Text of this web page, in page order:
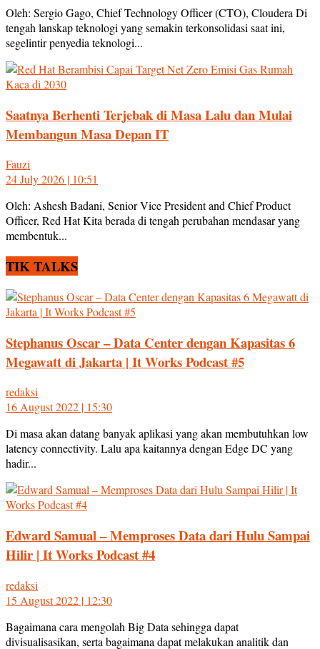
Oleh: Sergio Gago, Chief Technology Officer (CTO), Cloudera Di
tengah lanskap teknologi yang semakin terkonsolidasi saat ini,
segelintir penyedia teknologi...
Saatnya Berhenti Terjebak di Masa Lalu dan Mulai
Membangun Masa Depan IT
Fauzi
24 July 2026 | 10:51
Oleh: Ashesh Badani, Senior Vice President and Chief Product
Officer, Red Hat Kita berada di tengah perubahan mendasar yang
membentuk...
TIK TALKS
Stephanus Oscar – Data Center dengan Kapasitas 6
Megawatt di Jakarta | It Works Podcast #5
redaksi
16 August 2022 | 15:30
Di masa akan datang banyak aplikasi yang akan membutuhkan low
latency connectivity. Lalu apa kaitannya dengan Edge DC yang
hadir...
Edward Samual – Memproses Data dari Hulu Sampai
Hilir | It Works Podcast #4
redaksi
15 August 2022 | 12:30
Bagaimana cara mengolah Big Data sehingga dapat
divisualisasikan, serta bagaimana dapat melakukan analitik dan